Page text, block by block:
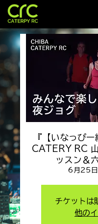
『【いなっぴ
CATERY RC
ッスン＆
6月25
チケットは
他の